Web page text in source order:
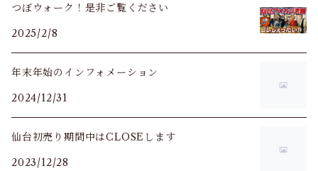
つぼウォーク！是非ご覧ください
2025/2/8
年末年始のインフォメーション
2024/12/31
仙台初売り期間中はCLOSEします
2023/12/28